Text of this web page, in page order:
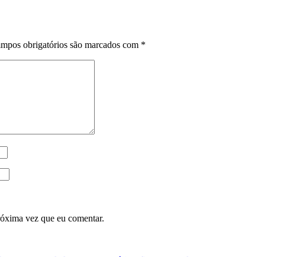
obrigatórios são marcados com *
vez que eu comentar.